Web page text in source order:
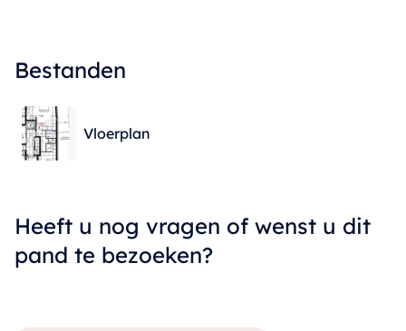
Bestanden
Vloerplan
Heeft u nog vragen of wenst u dit
pand te bezoeken?